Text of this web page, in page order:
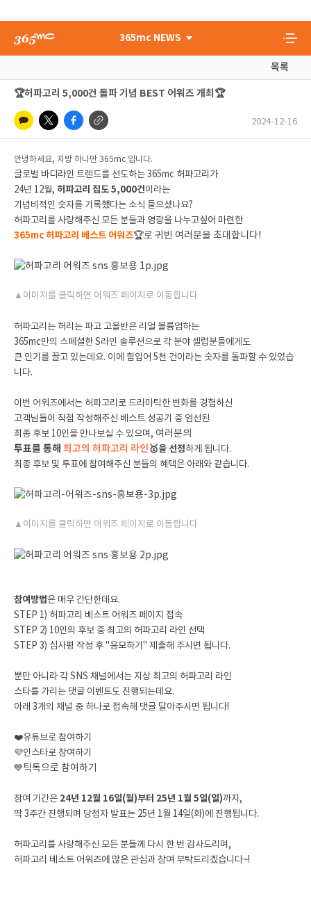
365mc NEWS
목록
🏆허파고리 5,000건 돌파 기념 BEST 어워즈 개최🏆
2024-12-16
안녕하세요, 지방 하나만 365mc 입니다.
글로벌 바디라인 트렌드를 선도하는 365mc 허파고리가
24년 12월, 허파고리 집도 5,000건이라는
기념비적인 숫자를 기록했다는 소식 들으셨나요?
허파고리를 사랑해주신 모든 분들과 영광을 나누고싶어 마련한
365mc 허파고리 베스트 어워즈🏆로 귀빈 여러분을 초대합니다!
▲이미지를 클릭하면 어워즈 페이지로 이동합니다
허파고리는 허리는 파고 고올반은 리얼 볼륨업하는
365mc만의 스페셜한 S라인 솔루션으로 각 분야 셀럽분들에게도
큰 인기를 끌고 있는데요. 이에 힘입어 5천 건이라는 숫자를 돌파할 수 있었습
니다.
이번 어워즈에서는 허파고리로 드라마틱한 변화를 경험하신
고객님들이 직접 작성해주신 베스트 성공기 중 엄선된
최종 후보 10인을 만나보실 수 있으며, 여러분의
투표를 통해 최고의 허파고리 라인🥇을 선정하게 됩니다.
최종 후보 및 투표에 참여해주신 분들의 혜택은 아래와 같습니다.
▲이미지를 클릭하면 어워즈 페이지로 이동합니다
참여방법은 매우 간단한데요.
STEP 1) 허파고리 베스트 어워즈 페이지 접속
STEP 2) 10인의 후보 중 최고의 허파고리 라인 선택
STEP 3) 심사평 작성 후 "응모하기" 제출해 주시면 됩니다.
뿐만 아니라 각 SNS 채널에서는 지상 최고의 허파고리 라인
스타를 가리는 댓글 이벤트도 진행되는데요.
아래 3개의 채널 중 하나로 접속해 댓글 달아주시면 됩니다!
❤️유튜브로 참여하기
💜인스타로 참여하기
💙틱톡으로 참여하기
참여 기간은 24년 12월 16일(월)부터 25년 1월 5일(일)까지,
딱 3주간 진행되며 당첨자 발표는 25년 1월 14일(화)에 진행됩니다.
허파고리를 사랑해주신 모든 분들께 다시 한 번 감사드리며,
허파고리 베스트 어워즈에 많은 관심과 참여 부탁드리겠습니다~!